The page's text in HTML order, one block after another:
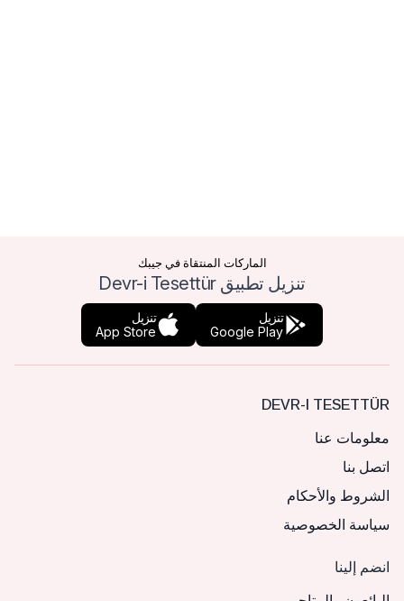
الماركات المنتقاة في جيبك
تنزيل تطبيق Devr-i Tesettür
تنزيل
Google Play
تنزيل
App Store
DEVR-I TESETTÜR
معلومات عنا
اتصل بنا
الشروط والأحكام
سياسة الخصوصية
انضم إلينا